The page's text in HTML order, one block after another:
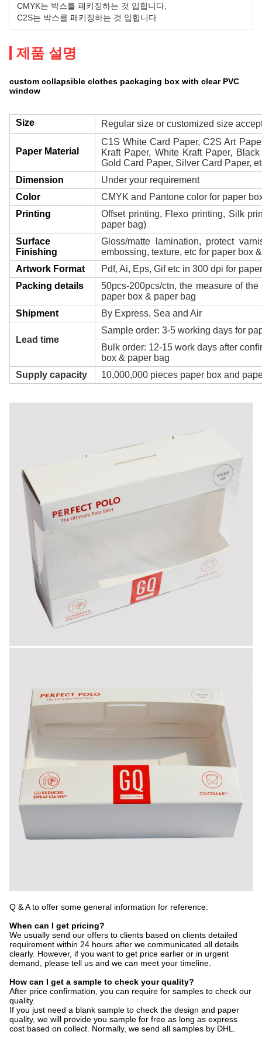
CMYK는 박스를 패키징하는 것 입힙니다
C2S는 박스를 패키징하는 것 입힙니다
제품 설명
custom collapsible clothes packaging box with clear PVC
window
Size Regular size or customized size
Paper Material
C1S White Card Paper, C2S Art
Kraft Paper, White Kraft Paper,
Gold Card Paper, Silver Card Paper,
Dimension
Under your requirement
Color
CMYK and Pantone color for paper
Printing
Offset printing, Flexo printing, Silk
paper bag)
Surface
Finishing
Gloss/matte lamination, protect
embossing, texture, etc for paper box
Artwork Format
Pdf, Ai, Eps, Gif etc in 300 dpi for
Packing details
50pcs-200pcs/ctn, the measure of
paper box & paper bag
Shipment
By Express, Sea and Air
Lead time
Sample order: 3-5 working days for
Bulk order: 12-15 work days after
box & paper bag
Supply capacity
10,000,000 pieces paper box and
Q & A to offer some general information for reference:
When can I get pricing?
We usually send our offers to clients based on clients detailed
requirement within 24 hours after we communicated all details
clearly. However, if you want to get price earlier or in urgent
demand, please tell us and we can meet your timeline.
How can I get a sample to check your quality?
After price confirmation, you can require for samples to check our
quality.
If you just need a blank sample to check the design and paper
quality, we will provide you sample for free as long as express
cost based on collect. Normally, we send all samples by DHL.